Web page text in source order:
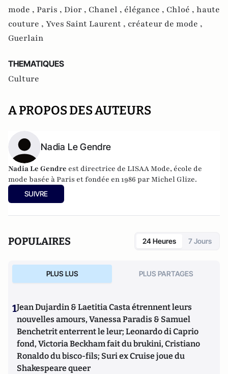
mode , Paris , Dior , Chanel , élégance , Chloé , haute
couture , Yves Saint Laurent , créateur de mode ,
Guerlain
THEMATIQUES
Culture
A PROPOS DES AUTEURS
Nadia Le Gendre
Nadia Le Gendre est directrice de LISAA Mode, école de
mode basée à Paris et fondée en 1986 par Michel Glize.
SUIVRE
POPULAIRES 24 Heures 7 Jours
PLUS LUS PLUS PARTAGES
1Jean Dujardin & Laetitia Casta étrennent leurs
nouvelles amours, Vanessa Paradis & Samuel
Benchetrit enterrent le leur; Leonardo di Caprio
fond, Victoria Beckham fait du brukini, Cristiano
Ronaldo du bisco-fils; Suri ex Cruise joue du
Shakespeare queer